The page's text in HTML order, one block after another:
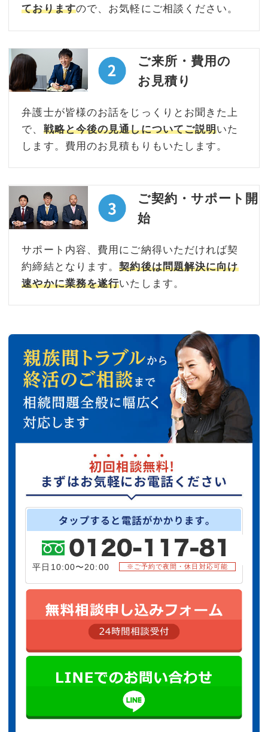
ておりますので、お気軽にご相談ください。
ご来所・費用の
お見積り
弁護士が皆様のお話をじっくりとお聞きた上
で、 戦略と今後の見通しについてご説明いた
します。費用のお見積もりもいたします。
ご契約・サポート開
始
サポート内容、費用にご納得いただければ契
約締結となります。契約後は問題解決に向け
速やかに業務を遂行いたします。
平日10:00〜20:00 ※ご予約で夜間・休日対応可能